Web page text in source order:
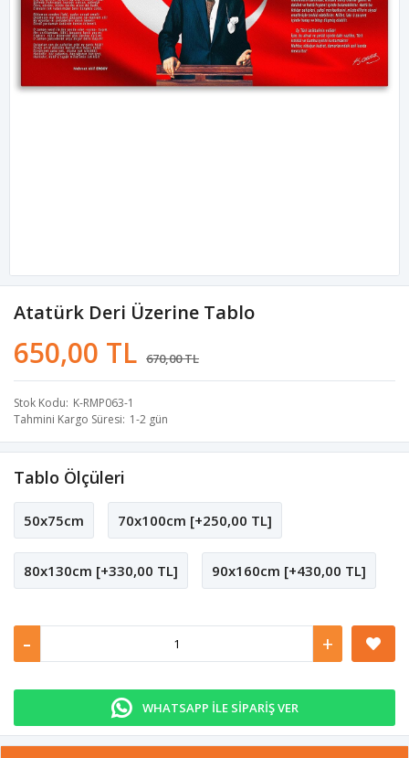
Atatürk Deri Üzerine Tablo
650,00 TL 670,00 TL
Stok Kodu K-RMP063-1
Tahmini Kargo Süresi 1-2 gün
Tablo Ölçüleri
50x75cm 70x100cm [+250,00 TL]
80x130cm [+330,00 TL] 90x160cm [+430,00 TL]
- +
WHATSAPP İLE SİPARİŞ VER